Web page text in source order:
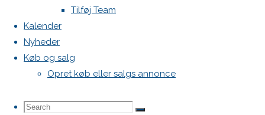
Tilføj Team
Kalender
Nyheder
Køb og salg
Opret køb eller salgs annonce
Search
Search
Google kalender